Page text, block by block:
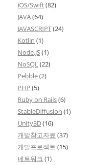
iOS/Swift(82)
JAVA(64)
JAVASCRIPT(24)
Kotlin (1)
Node.JS(1)
NoSQL(22)
Pebble(2)
PHP (5)
Ruby on Rails(6)
StableDiffusion (1)
Unity3D(16)
개발참고자료 (37)
개발프로젝트 (15)
네트워크 (1)